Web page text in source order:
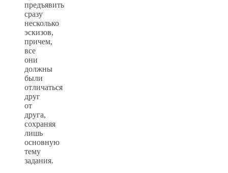
предъявить
сразу
несколько
эскизов,
причем,
все
они
должны
были
отличаться
друг
от
друга,
сохраняя
лишь
основную
тему
задания.